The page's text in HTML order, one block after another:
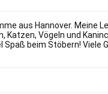
aus Hannover. Meine
Vögeln und
beim Stöbern! Viele